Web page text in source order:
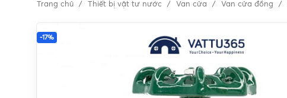
Trang chủ Thiết bị vật tư nước Van cửa Van cửa đồng
-17%